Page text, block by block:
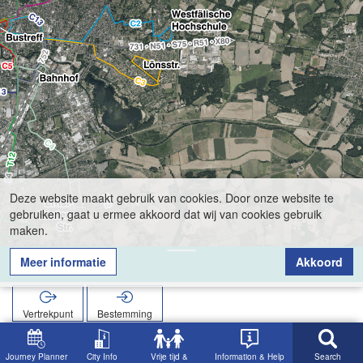
Journey Planner City Info
Vrije tijd &
Information & Help Search
Schäferweg
Vertrekpunt
Bestemming
Start
Schäferweg
Deze website maakt gebruik van cookies. Door onze website te
gebruiken, gaat u ermee akkoord dat wij van cookies gebruik
maken.
Meer informatie
Akkoord